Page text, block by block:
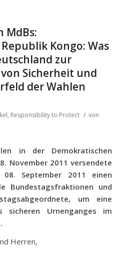
MdBs:
Kongo: Was
zur
Sicherheit und
der Wahlen
, Responsibility to Protect / von
in der Demokratischen
November 2011 versendete
September 2011 einen
Bundestagsfraktionen und
um eine
sicheren Urnenganges im
Herren,